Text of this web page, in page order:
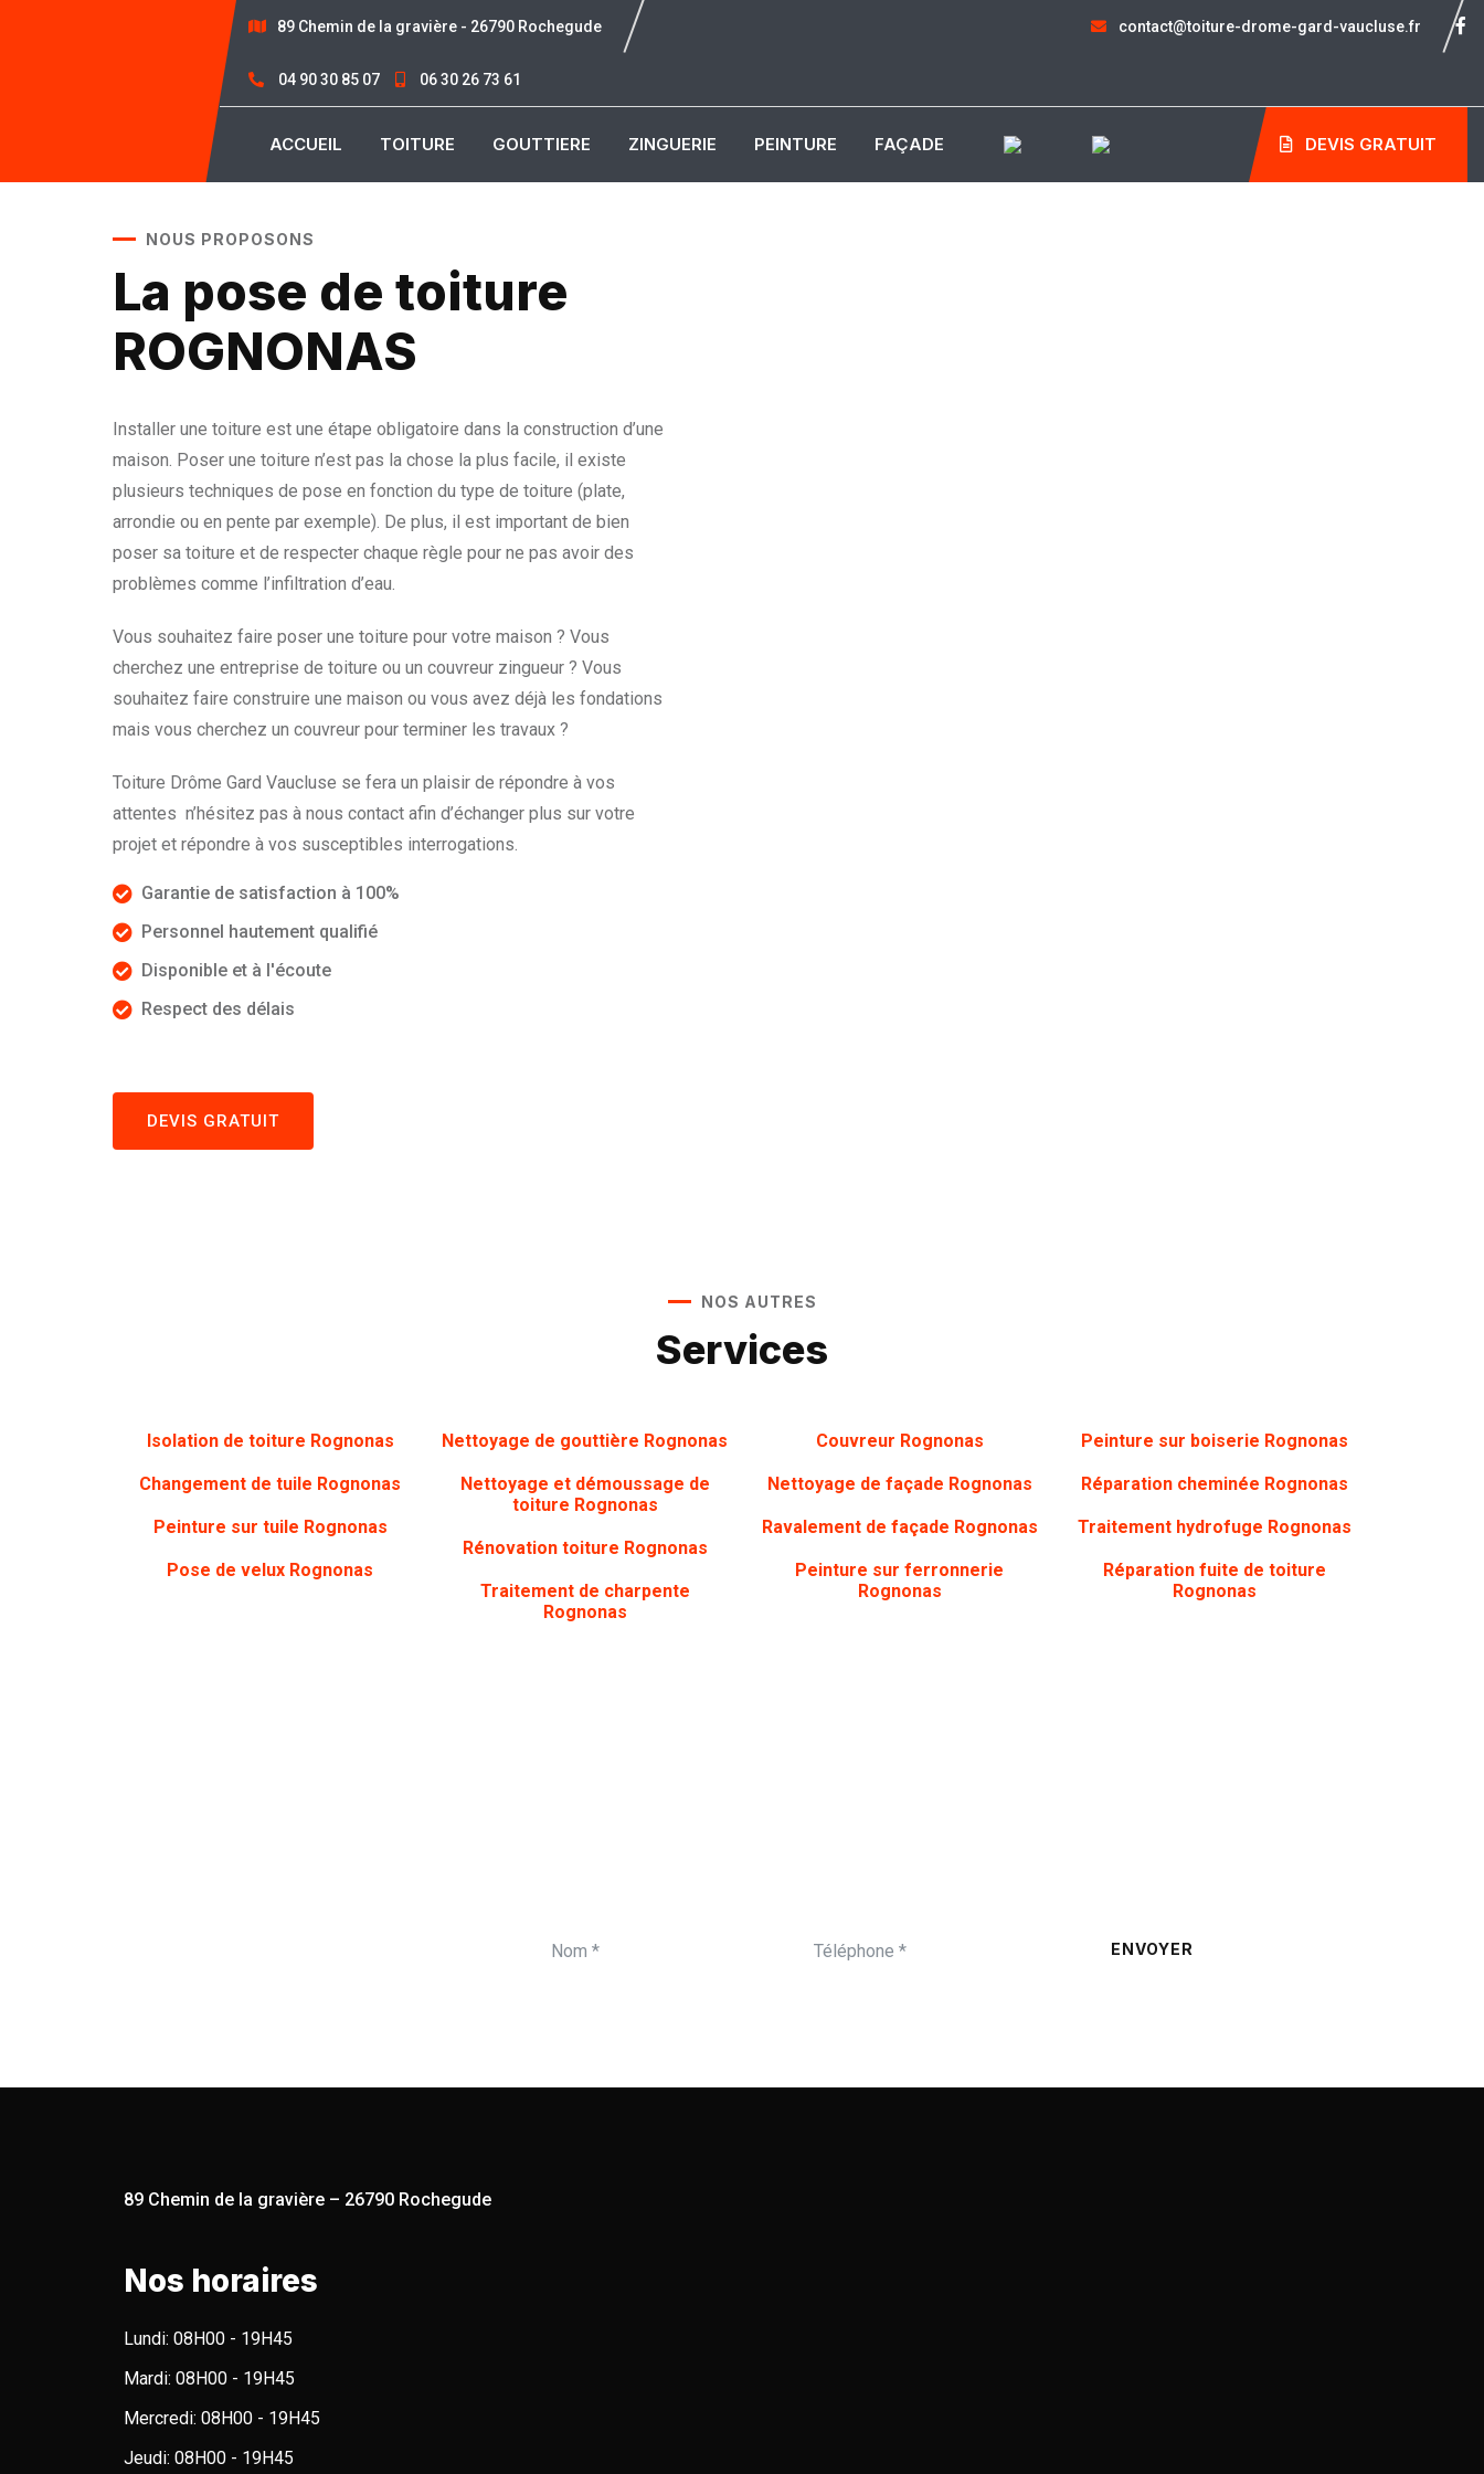
89 Chemin de la gravière - 26790 Rochegude
04 90 30 85 07 06 30 26 73 61
contact@toiture-drome-gard-vaucluse.fr
ACCUEIL TOITURE GOUTTIERE ZINGUERIE PEINTURE FAÇADE DEVIS GRATUIT
NOUS PROPOSONS
La pose de toiture
ROGNONAS
Installer une toiture est une étape obligatoire dans la construction d’une
maison. Poser une toiture n’est pas la chose la plus facile, il existe
plusieurs techniques de pose en fonction du type de toiture (plate,
arrondie ou en pente par exemple). De plus, il est important de bien
poser sa toiture et de respecter chaque règle pour ne pas avoir des
problèmes comme l’infiltration d’eau.
Vous souhaitez faire poser une toiture pour votre maison ? Vous
cherchez une entreprise de toiture ou un couvreur zingueur ? Vous
souhaitez faire construire une maison ou vous avez déjà les fondations
mais vous cherchez un couvreur pour terminer les travaux ?
Toiture Drôme Gard Vaucluse se fera un plaisir de répondre à vos
attentes n’hésitez pas à nous contact afin d’échanger plus sur votre
projet et répondre à vos susceptibles interrogations.
Garantie de satisfaction à 100%
Personnel hautement qualifié
Disponible et à l'écoute
Respect des délais
DEVIS GRATUIT
NOS AUTRES
Services
Isolation de toiture Rognonas
Changement de tuile Rognonas
Peinture sur tuile Rognonas
Pose de velux Rognonas
Nettoyage de gouttière Rognonas
Nettoyage et démoussage de
toiture Rognonas
Rénovation toiture Rognonas
Traitement de charpente
Rognonas
Couvreur Rognonas
Nettoyage de façade Rognonas
Ravalement de façade Rognonas
Peinture sur ferronnerie
Rognonas
Peinture sur boiserie Rognonas
Réparation cheminée Rognonas
Traitement hydrofuge Rognonas
Réparation fuite de toiture
Rognonas
ENVOYER
89 Chemin de la gravière – 26790 Rochegude
Nos horaires
Lundi: 08H00 - 19H45
Mardi: 08H00 - 19H45
Mercredi: 08H00 - 19H45
Jeudi: 08H00 - 19H45